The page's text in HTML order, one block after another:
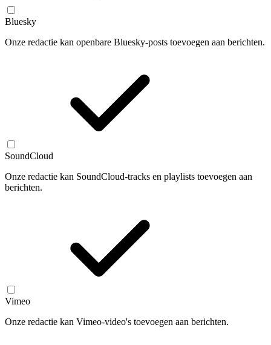
Bluesky
Onze redactie kan openbare Bluesky-posts toevoegen aan berichten.
SoundCloud
Onze redactie kan SoundCloud-tracks en playlists toevoegen aan
berichten.
Vimeo
Onze redactie kan Vimeo-video's toevoegen aan berichten.